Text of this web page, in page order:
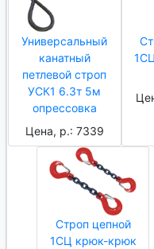
Универсальный
канатный
петлевой строп
УСК1 6.3т 5м
опрессовка
Цена, р.: 7339
Строп цепной
1СЦ крюк-крюк